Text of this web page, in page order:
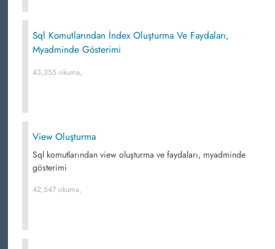
Sql Komutlarından İndex Oluşturma Ve Faydaları,
Myadminde Gösterimi
43,355 okuma,
View Oluşturma
Sql komutlarından view oluşturma ve faydaları, myadminde
gösterimi
42,547 okuma,